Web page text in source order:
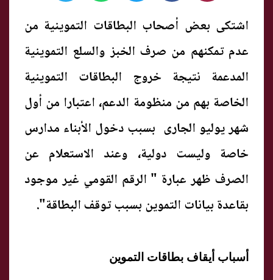
اشتكى بعض أصحاب البطاقات التموينية من
عدم تمكنهم من صرف الخبز والسلع التموينية
المدعمة نتيجة خروج البطاقات التموينية
الخاصة بهم من منظومة الدعم، اعتبارا من أول
شهر يوليو الجارى بسبب دخول الأبناء مدارس
خاصة وليست دولية، وعند الاستعلام عن
الصرف ظهر عبارة " الرقم القومي غير موجود
بقاعدة بيانات التموين بسبب توقف البطاقة".
أسباب أيقاف بطاقات التموين